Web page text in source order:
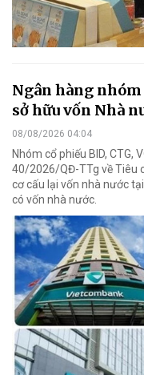
Ngân hàng
sở hữu vốn Nhà
08/08/2026 04:04
Nhóm cổ phiếu BID, CTG,
40/2026/QĐ-TTg về Tiêu
cơ cấu lại vốn nhà nước
có vốn nhà nước.